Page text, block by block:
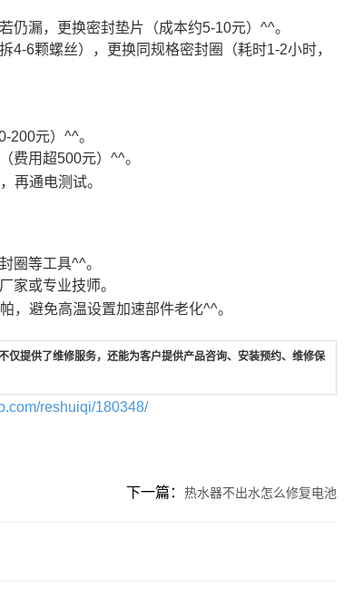
仍漏，更换密封垫片（成本约5-10元）^^。
6颗螺丝），更换同规格密封圈（耗时1-2小时，
200元）^^。
费用超500元）^^。
再通电测试。
圈等工具^^。
家或专业技师。
，避免高温设置加速部件老化^^。
提供了维修服务，还能为客户提供产品咨询、安装预约、维修保
reshuiqi/180348/
下一篇： 热水器不出水怎么修复电池